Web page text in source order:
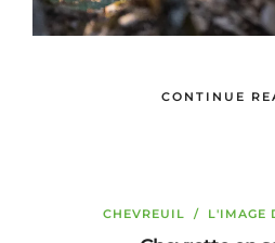
CONTINUE
CHEVREUIL / L'IMAGE